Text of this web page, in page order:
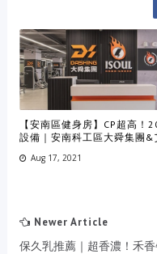
【安南區健身房】CP超高
設備｜安南科工區大舜集團&
Aug 17, 2021
Newer Article
保久乳推薦｜超香濃！禾